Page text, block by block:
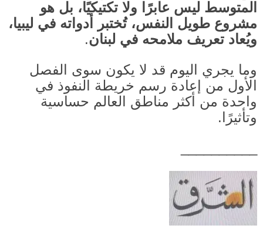
المتوسط ليس عابرًا ولا تكتيكيًا، بل هو
مشروع طويل النفس، تُختبر أدواته في ليبيا،
ويُعاد تعريف ملامحه في لبنان.
وما يجري اليوم قد لا يكون سوى الفصل
الأول من إعادة رسم خريطة النفوذ في
واحدة من أكثر مناطق العالم حساسية
وتأثيرًا.